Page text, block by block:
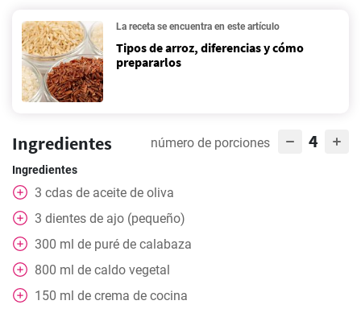
La receta se encuentra en este artículo
Tipos de arroz, diferencias y cómo
prepararlos
Ingredientes número de porciones 4
Ingredientes
3 cdas de aceite de oliva
3 dientes de ajo (pequeño)
300 ml de puré de calabaza
800 ml de caldo vegetal
150 ml de crema de cocina